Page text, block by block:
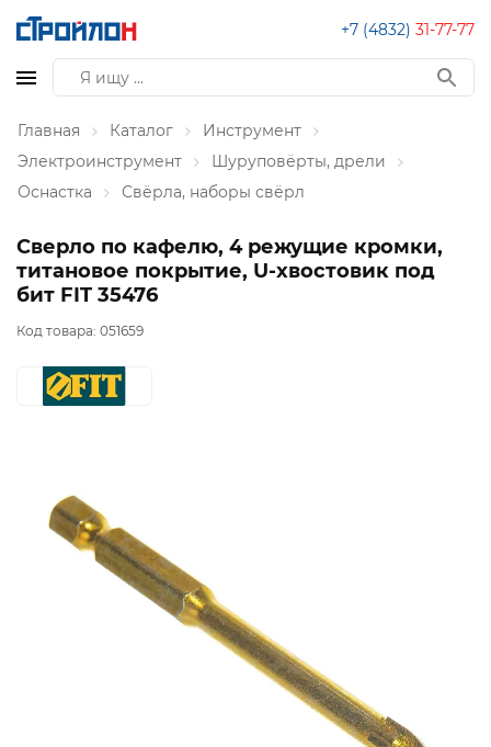
+7 (4832) 31-77-77
Главная Каталог
Инструмент
Электроинструмент
Шуруповёрты, дрели
Оснастка
Свёрла, наборы свёрл
Сверло по кафелю, 4 режущие кромки,
титановое покрытие, U-хвостовик под
бит FIT 35476
Код товара: 051659